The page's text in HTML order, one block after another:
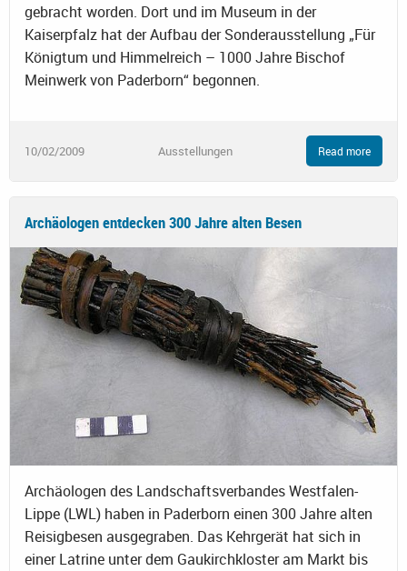
gebracht worden. Dort und im Museum in der
Kaiserpfalz hat der Aufbau der Sonderausstellung „Für
Königtum und Himmelreich – 1000 Jahre Bischof
Meinwerk von Paderborn“ begonnen.
10/02/2009 Ausstellungen Read more
Archäologen entdecken 300 Jahre alten Besen
Archäologen des Landschaftsverbandes Westfalen-
Lippe (LWL) haben in Paderborn einen 300 Jahre alten
Reisigbesen ausgegraben. Das Kehrgerät hat sich in
einer Latrine unter dem Gaukirchkloster am Markt bis